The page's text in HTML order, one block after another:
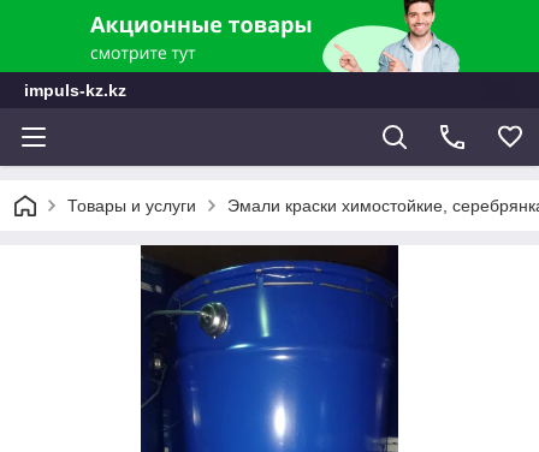
impuls-kz.kz
Товары и услуги Эмали краски химостойкие,